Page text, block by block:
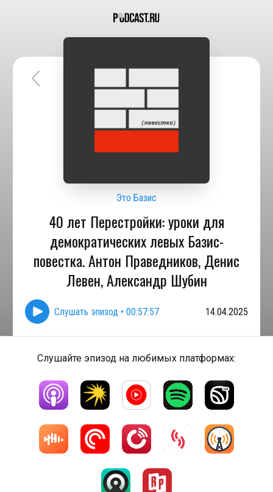
Это Базис
40 лет Перестройки: уроки для
демократических левых Базис-
повестка. Антон Праведников, Денис
Левен, Александр Шубин
Слушать эпизод • 00:57:57 14.04.2025
Слушайте эпизод на любимых платформах: